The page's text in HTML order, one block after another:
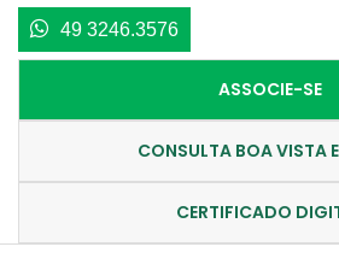
49 3246.3576
ASSOCIE-SE
CONSULTA BOA VISTA
CERTIFICADO